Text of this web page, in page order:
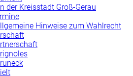
der Kreisstadt Groß-Gerau
Hinweise zum Wahlrecht